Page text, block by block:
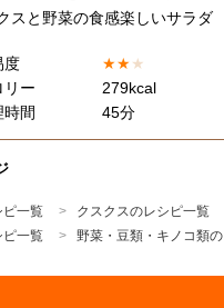
スと野菜の食感楽しいサラダ
度
★★★
リー
279kcal
時間
45分
ピ一覧
クスクスのレシピ一覧
ピ一覧 野菜・豆類・キノコ類